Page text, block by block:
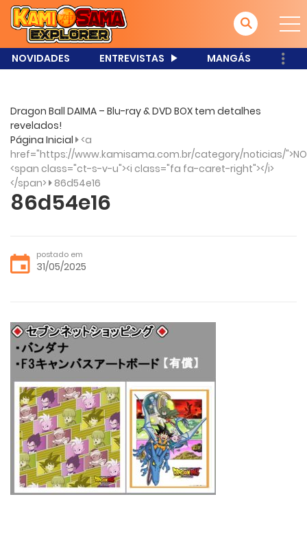
NOVIDADES ENTREVISTAS MANGÁS
Dragon Ball DAIMA – Blu-ray & DVD BOX tem detalhes
revelados!
Página Inicial <a
href="https://www.kamisama.com.br/category/noticias/
<span class="ct-s-v-u"><i class="fa fa-caret-right"></i>
</span> 86d54e16
86d54e16
postado em
31/05/2025